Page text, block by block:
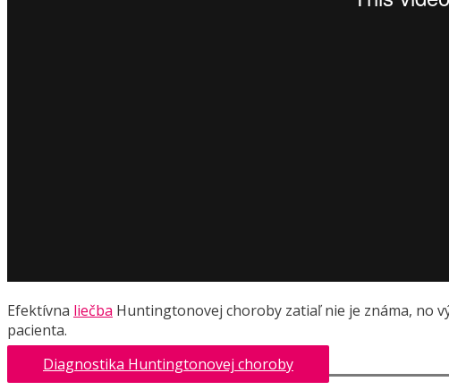
Efektívna liečba Huntingtonovej choroby zatiaľ nie je známa, no
pacienta.
Diagnostika Huntingtonovej choroby